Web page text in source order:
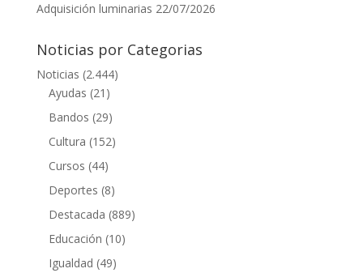
Adquisición luminarias 22/07/2026
Noticias por Categorias
Noticias (2.444)
Ayudas (21)
Bandos (29)
Cultura (152)
Cursos (44)
Deportes (8)
Destacada (889)
Educación (10)
Igualdad (49)